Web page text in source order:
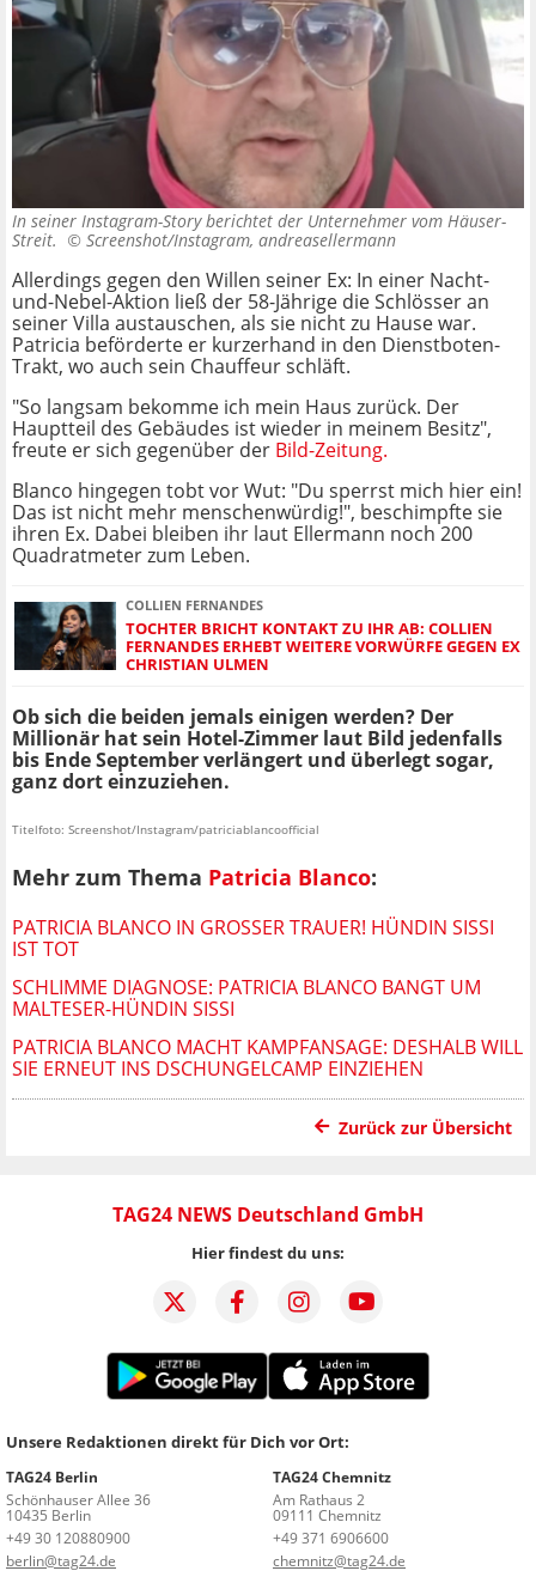
In seiner Instagram-Story berichtet der Unternehmer vom Häuser-
Streit. © Screenshot/Instagram, andreasellermann
Allerdings gegen den Willen seiner Ex: In einer Nacht-
und-Nebel-Aktion ließ der 58-Jährige die Schlösser an
seiner Villa austauschen, als sie nicht zu Hause war.
Patricia beförderte er kurzerhand in den Dienstboten-
Trakt, wo auch sein Chauffeur schläft.
"So langsam bekomme ich mein Haus zurück. Der
Hauptteil des Gebäudes ist wieder in meinem Besitz",
freute er sich gegenüber der Bild-Zeitung.
Blanco hingegen tobt vor Wut: "Du sperrst mich hier ein!
Das ist nicht mehr menschenwürdig!", beschimpfte sie
ihren Ex. Dabei bleiben ihr laut Ellermann noch 200
Quadratmeter zum Leben.
COLLIEN FERNANDES
TOCHTER BRICHT KONTAKT ZU IHR AB: COLLIEN
FERNANDES ERHEBT WEITERE VORWÜRFE GEGEN EX
CHRISTIAN ULMEN
Ob sich die beiden jemals einigen werden? Der
Millionär hat sein Hotel-Zimmer laut Bild jedenfalls
bis Ende September verlängert und überlegt sogar,
ganz dort einzuziehen.
Titelfoto: Screenshot/Instagram/patriciablancoofficial
Mehr zum Thema Patricia Blanco:
PATRICIA BLANCO IN GROSSER TRAUER! HÜNDIN SISSI I
ST TOT
SCHLIMME DIAGNOSE: PATRICIA BLANCO BANGT UM
MALTESER-HÜNDIN SISSI
PATRICIA BLANCO MACHT KAMPFANSAGE: DESHALB WILL
SIE ERNEUT INS DSCHUNGELCAMP EINZIEHEN
Zurück zur Übersicht
TAG24 NEWS Deutschland GmbH
Hier findest du uns:
Unsere Redaktionen direkt für Dich vor Ort:
TAG24 Berlin
Schönhauser Allee 36
10435 Berlin
+49 30 120880900
berlin@tag24.de
TAG24 Chemnitz
Am Rathaus 2
09111 Chemnitz
+49 371 6906600
chemnitz@tag24.de